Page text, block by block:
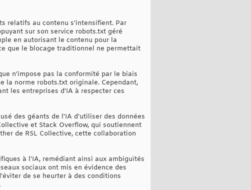
relatifs au contenu s'intensifient. Par
sur son service robots.txt géré
en autorisant le contenu pour la
que le blocage traditionnel ne permettait
n'impose pas la conformité par le biais
la norme robots.txt originale. Cependant,
les entreprises d'IA à respecter ces
des géants de l'IA d'utiliser des données
et Stack Overflow, qui soutiennent
de RSL Collective, cette collaboration
à l'IA, remédiant ainsi aux ambiguïtés
sociaux ont mis en évidence des
de se heurter à des conditions